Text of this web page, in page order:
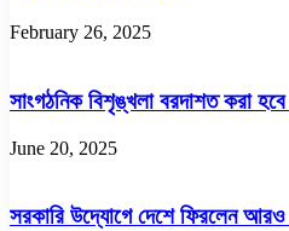
February 26, 2025
সাংগঠনিক বিশৃঙ্খলা বরদাশত করা
June 20, 2025
সরকারি উদ্যোগে দেশে ফিরলেন আরও